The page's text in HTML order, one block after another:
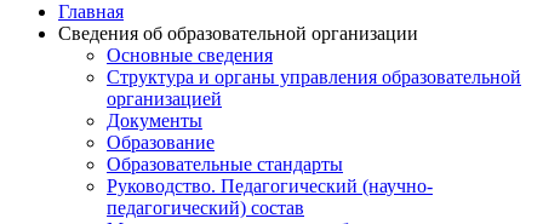
Главная
Сведения об образовательной организации
Основные сведения
Структура и органы управления образовательной
организацией
Документы
Образование
Образовательные стандарты
Руководство. Педагогический (научно-
педагогический) состав